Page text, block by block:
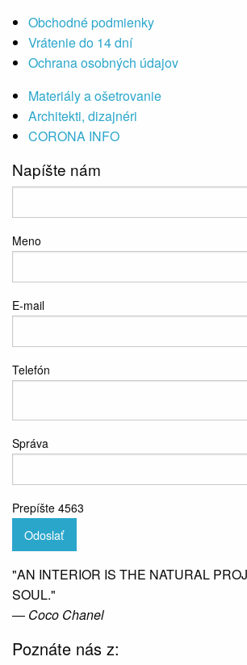
Obchodné podmienky
Vrátenie do 14 dní
Ochrana osobných údajov
Materiály a ošetrovanie
Architekti, dizajnéri
CORONA INFO
Napíšte nám
Meno
E-mail
Telefón
Správa
Prepíšte 4563
Odoslať
"AN INTERIOR IS THE NATURAL
SOUL."
― Coco Chanel
Poznáte nás z: